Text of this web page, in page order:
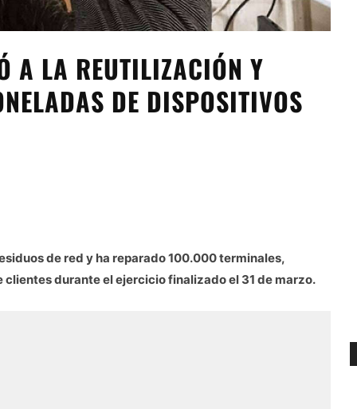
A LA REUTILIZACIÓN Y
DE DISPOSITIVOS
de red y ha reparado 100.000 terminales,
durante el ejercicio finalizado el 31 de marzo.